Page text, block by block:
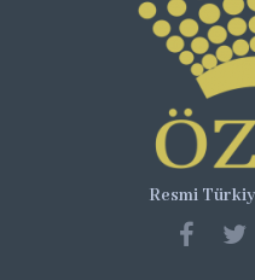
Resmi